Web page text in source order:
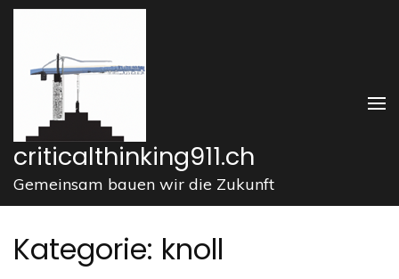
Zum
springen
drücken)
criticalthinking911.ch
Gemeinsam bauen wir die Zukunft
Kategorie: knoll